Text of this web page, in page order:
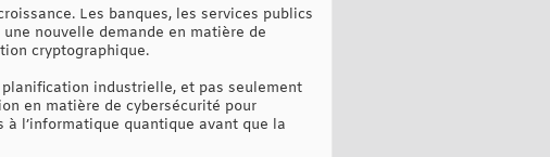
Les banques, les services publics
nouvelle demande en matière de
cryptographique.
industrielle, et pas seulement
en matière de cybersécurité pour
l’informatique quantique avant que la